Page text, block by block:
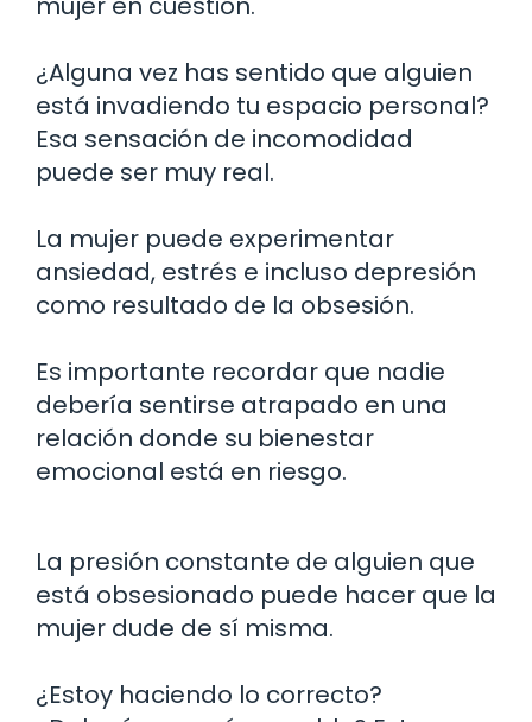
¿Alguna vez has sentido que alguien
está invadiendo tu espacio personal?
Esa sensación de incomodidad
puede ser muy real.
La mujer puede experimentar
ansiedad, estrés e incluso depresión
como resultado de la obsesión.
Es importante recordar que nadie
debería sentirse atrapado en una
relación donde su bienestar
emocional está en riesgo.
La presión constante de alguien que
está obsesionado puede hacer que la
mujer dude de sí misma.
¿Estoy haciendo lo correcto?